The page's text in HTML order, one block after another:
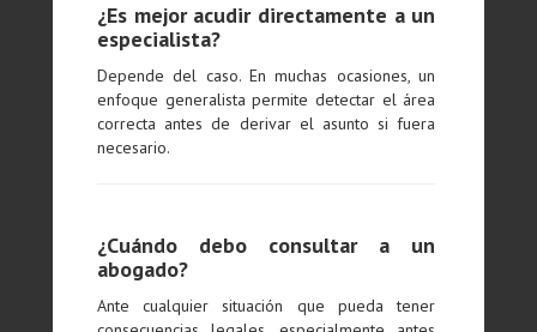
¿Es mejor acudir directamente a un
especialista?
Depende del caso. En muchas ocasiones, un
enfoque generalista permite detectar el área
correcta antes de derivar el asunto si fuera
necesario.
¿Cuándo debo consultar a un
abogado?
Ante cualquier situación que pueda tener